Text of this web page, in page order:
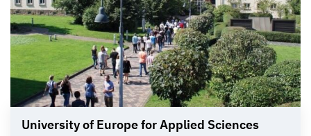
University of Europe for Applied Sciences